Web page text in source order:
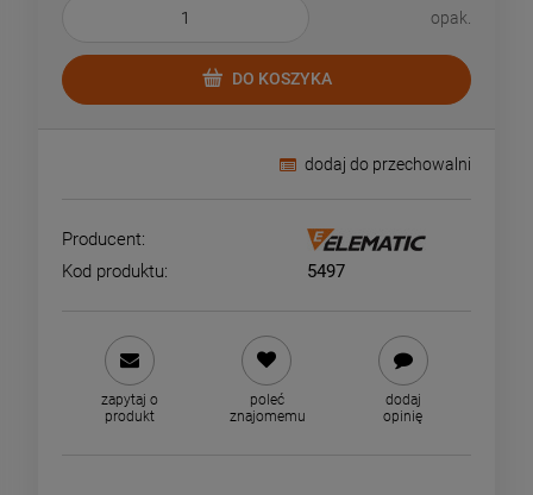
opak.
DO KOSZYKA
dodaj do przechowalni
Producent:
Kod produktu:
5497
zapytaj o
produkt
poleć
znajomemu
dodaj
opinię